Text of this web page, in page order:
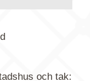
och tak: